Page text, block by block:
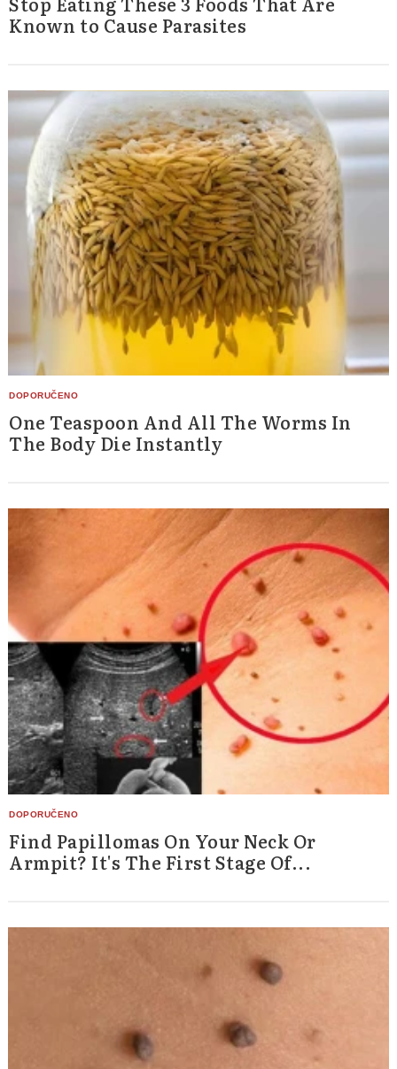
Known to Cause Parasites
One Teaspoon And All The Worms In
The Body Die Instantly
Find Papillomas On Your Neck Or
Armpit? It's The First Stage Of...